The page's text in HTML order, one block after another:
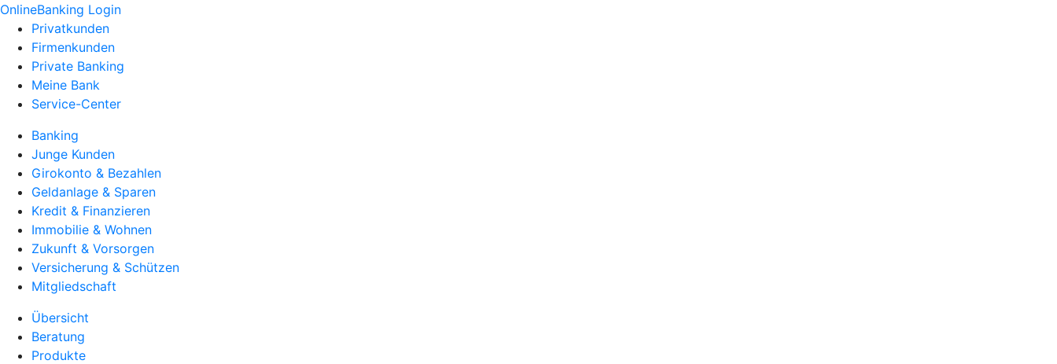
OnlineBanking Login
Privatkunden
Firmenkunden
Private Banking
Meine Bank
Service-Center
Banking
Junge Kunden
Girokonto & Bezahlen
Geldanlage & Sparen
Kredit & Finanzieren
Immobilie & Wohnen
Zukunft & Vorsorgen
Versicherung & Schützen
Mitgliedschaft
Übersicht
Beratung
Produkte